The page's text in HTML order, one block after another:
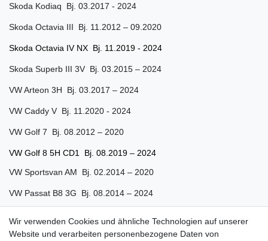
Skoda Kodiaq Bj. 03.2017 - 2024
Skoda Octavia III Bj. 11.2012 – 09.2020
Skoda Octavia IV NX Bj. 11.2019 - 2024
Skoda Superb III 3V Bj. 03.2015 – 2024
VW Arteon 3H Bj. 03.2017 – 2024
VW Caddy V Bj. 11.2020 - 2024
VW Golf 7 Bj. 08.2012 – 2020
VW Golf 8 5H CD1 Bj. 08.2019 – 2024
VW Sportsvan AM Bj. 02.2014 – 2020
VW Passat B8 3G Bj. 08.2014 – 2024
VW Tiguan allspace Bj. 09.2017 – 2024
Wir verwenden Cookies und ähnliche Technologien auf unserer
Website und verarbeiten personenbezogene Daten von